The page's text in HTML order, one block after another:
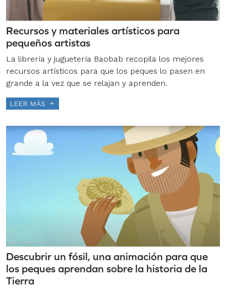
Recursos y materiales artísticos para
pequeños artistas
La librería y juguetería Baobab recopila los mejores
recursos artísticos para que los peques lo pasen en
grande a la vez que se relajan y aprenden.
LEER MÁS
Descubrir un fósil, una animación para que
los peques aprendan sobre la historia de la
Tierra